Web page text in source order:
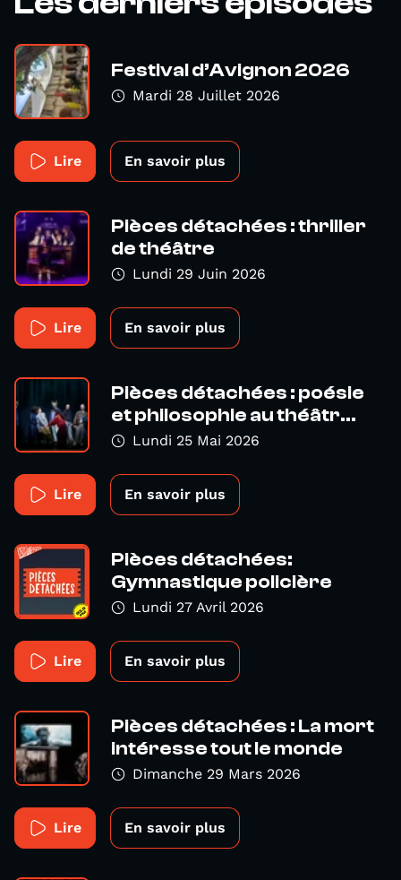
Festival d’Avignon 2026
Mardi 28 Juillet 2026
Lire En savoir plus
Pièces détachées : thriller
de théâtre
Lundi 29 Juin 2026
Lire En savoir plus
Pièces détachées : poésie
et philosophie au théâtr...
Lundi 25 Mai 2026
Lire En savoir plus
Pièces détachées:
Gymnastique policière
Lundi 27 Avril 2026
Lire En savoir plus
Pièces détachées : La mort
intéresse tout le monde
Dimanche 29 Mars 2026
Lire En savoir plus